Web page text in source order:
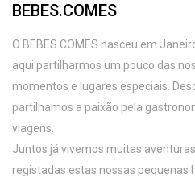
BEBES.COMES
O BEBES.COMES nasceu em
aqui partilharmos um pouco das
momentos e lugares especiais.
partilhamos a paixão pela
viagens.
Juntos já vivemos muitas
registadas estas nossas pequenas